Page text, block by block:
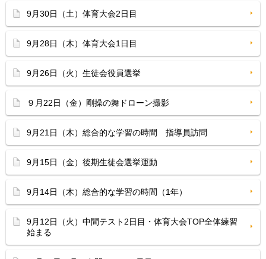
9月30日（土）体育大会2日目
9月28日（木）体育大会1日目
9月26日（火）生徒会役員選挙
９月22日（金）剛操の舞ドローン撮影
9月21日（木）総合的な学習の時間 指導員訪問
9月15日（金）後期生徒会選挙運動
9月14日（木）総合的な学習の時間（1年）
9月12日（火）中間テスト2日目・体育大会TOP全体練習
始まる